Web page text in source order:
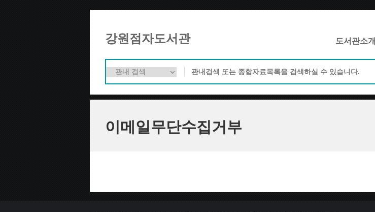
강원점자도서관 도서관소개
이메일무단수집거부